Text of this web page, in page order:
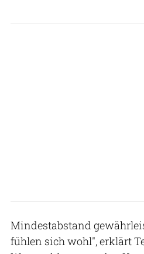
Mindestabstand
fühlen sich wohl", erklärt